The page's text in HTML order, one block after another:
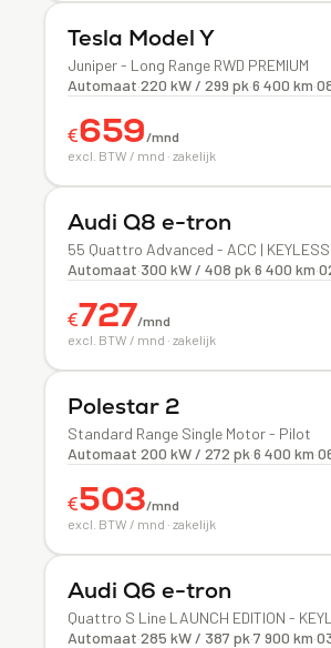
Elektrisch
Tesla Model Y
Juniper - Long Range RWD PREMIUM
Automaat·220 kW / 299 pk·6 400 km·
€659/mnd
excl. BTW / mnd · zakelijk
Elektrisch
Audi Q8 e-tron
55 Quattro Advanced - ACC | KEYLESS
Automaat·300 kW / 408 pk·6 400 km·
€727/mnd
excl. BTW / mnd · zakelijk
Elektrisch
Polestar 2
Standard Range Single Motor - Pilot
Automaat·200 kW / 272 pk·6 400 km·
€503/mnd
excl. BTW / mnd · zakelijk
Elektrisch
Audi Q6 e-tron
Quattro S Line LAUNCH EDITION -
Automaat·285 kW / 387 pk·7 900 km·